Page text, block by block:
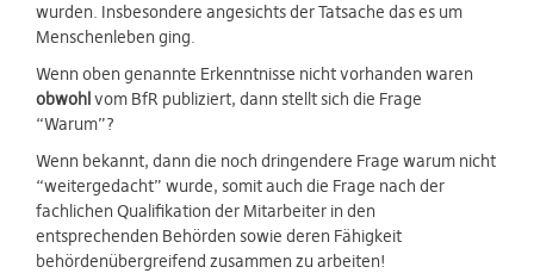
wurden. Insbesondere angesichts der Tatsache das es um
Menschenleben ging.
Wenn oben genannte Erkenntnisse nicht vorhanden waren
obwohlvom BfR publiziert, dann stellt sich die Frage
“Warum”?
Wenn bekannt, dann die noch dringendere Frage warum nicht
“weitergedacht” wurde, somit auch die Frage nach der
fachlichen Qualifikation der Mitarbeiter in den
entsprechenden Behörden sowie deren Fähigkeit
behördenübergreifend zusammen zu arbeiten!